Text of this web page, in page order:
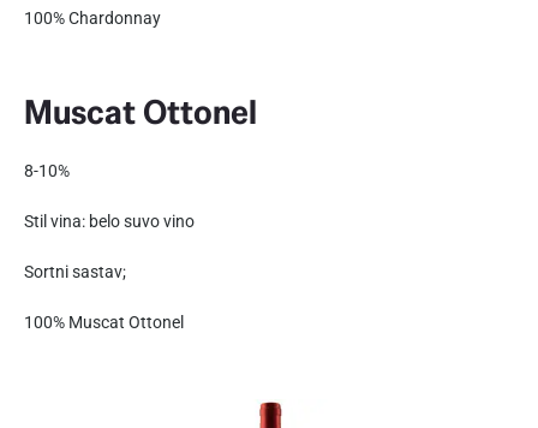
100% Chardonnay
Muscat Ottonel
8-10%
Stil vina: belo suvo vino
Sortni sastav;
100% Muscat Ottonel